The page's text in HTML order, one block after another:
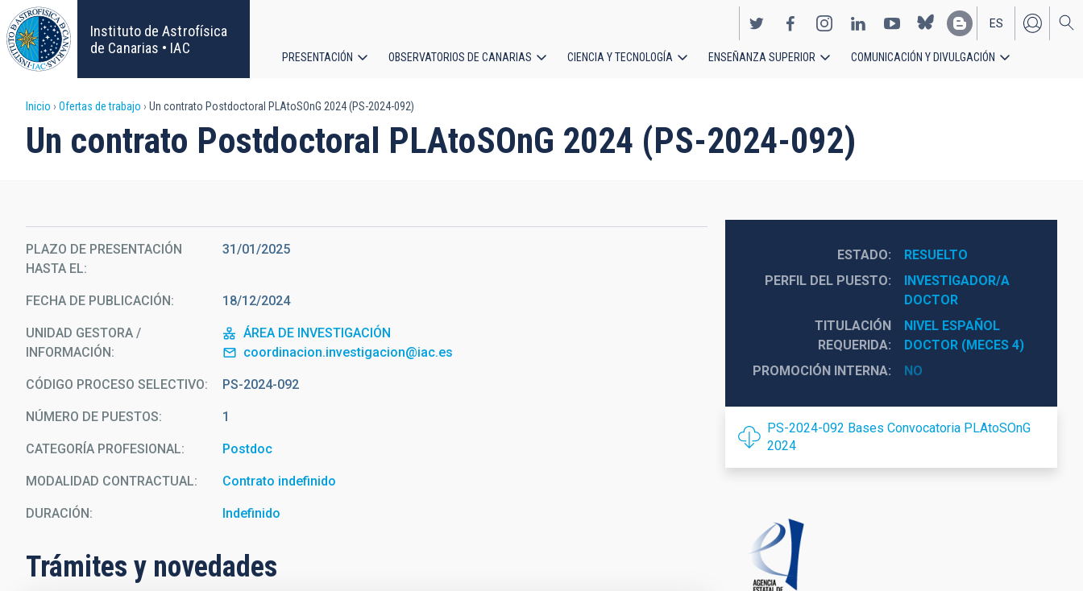
Pasar
al
contenido
principal
Instituto de Astrofísica
de Canarias • IAC
EN
ES
principal
PRESENTACIÓN OBSERVATORIOS DE CANARIAS CIENCIA Y TECNOLOGÍA ENSEÑANZA SUPERIOR COMUNICACIÓN Y DIVULGACIÓN
Sobrescribir
enlaces
ayuda
a
la
navegación
Inicio Ofertas de trabajo Un contrato Postdoctoral PLAtoSOnG 2024 (PS-2024-092)
Un contrato Postdoctoral PLAtoSOnG 2024 (PS-2024-092)
PLAZO DE PRESENTACIÓN
HASTA EL
31/01/2025
FECHA DE PUBLICACIÓN 18/12/2024
UNIDAD GESTORA /
INFORMACIÓN
ÁREA DE INVESTIGACIÓN
coordinacion.investigacion@iac.es
CÓDIGO PROCESO SELECTIVO PS-2024-092
NÚMERO DE PUESTOS 1
CATEGORÍA PROFESIONAL Postdoc
MODALIDAD CONTRACTUAL Contrato indefinido
DURACIÓN Indefinido
Trámites y novedades
ESTADO
RESUELTO
PERFIL DEL PUESTO
INVESTIGADOR/A
DOCTOR
TITULACIÓN
REQUERIDA
NIVEL ESPAÑOL
DOCTOR (MECES 4)
PROMOCIÓN INTERNA
NO
PS-2024-092 Bases Convocatoria PLAtoSOnG
2024